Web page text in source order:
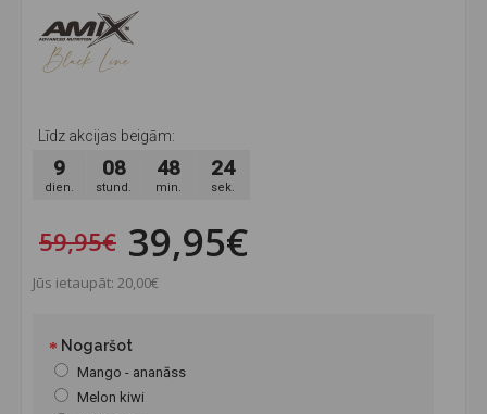
Līdz akcijas beigām:
9
dien.
08
stund.
48
min.
23
sek.
59,95€ 39,95€
Jūs ietaupāt: 20,00€
Nogaršot
Mango - ananāss
Melon kiwi